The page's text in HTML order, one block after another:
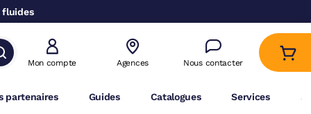
fluides
Mon compte Agences Nous contacter
partenaires Guides Catalogues Services